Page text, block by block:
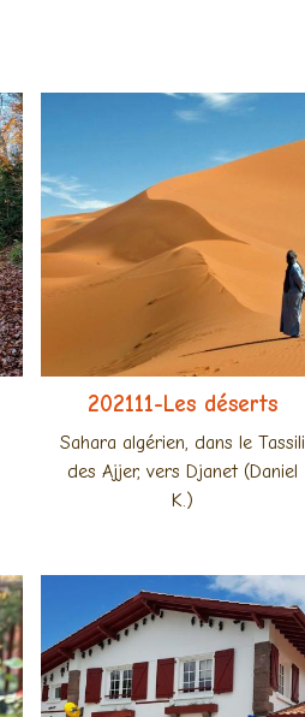
202111-Les déserts
Sahara algérien, dans le Tassili
des Ajjer, vers Djanet (Daniel
K.)